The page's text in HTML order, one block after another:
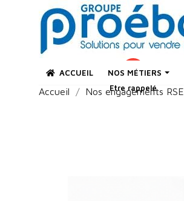
Être rappelé
ACCUEIL NOS MÉTIERS
Accueil Nos engagements RSE